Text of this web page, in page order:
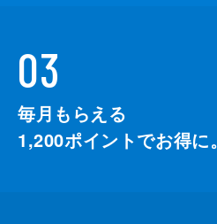
03
毎月もらえる
1,200ポイントでお得に。